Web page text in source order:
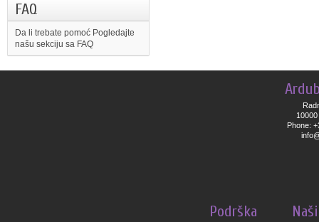
FAQ
Da li trebate pomoć Pogledajte
našu sekciju sa FAQ
Phone:
Podrška